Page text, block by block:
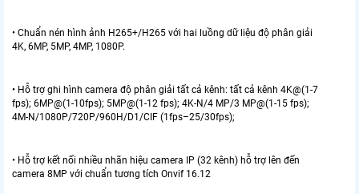
• Chuẩn nén hình ảnh H265+/H265 với hai luồng dữ liệu độ phân giải
4K, 6MP, 5MP, 4MP, 1080P.
• Hỗ trợ ghi hình camera độ phân giải tất cả kênh: tất cả kênh 4K@(1-7
fps); 6MP@(1-10fps); 5MP@(1-12 fps); 4K-N/4 MP/3 MP@(1-15 fps);
4M-N/1080P/720P/960H/D1/CIF (1fps–25/30fps);
• Hỗ trợ kết nối nhiều nhãn hiệu camera IP (32 kênh) hỗ trợ lên đến
camera 8MP với chuẩn tương tích Onvif 16.12